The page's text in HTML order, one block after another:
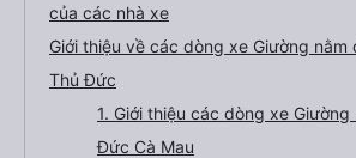
của các nhà xe
Giới thiệu về các dòng xe Giường nằm
Thủ Đức
1. Giới thiệu các dòng xe Giường
Đức Cà Mau